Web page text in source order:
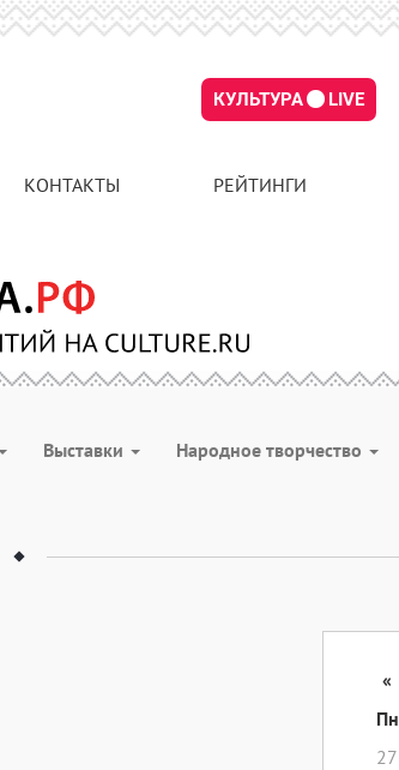
КУЛЬТУРА LIVE
КОНТАКТЫ РЕЙТИНГИ
Выставки Народное творчество
«
Пн
27